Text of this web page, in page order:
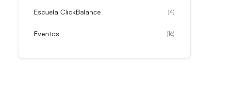
Escuela ClickBalance (4)
Eventos (16)